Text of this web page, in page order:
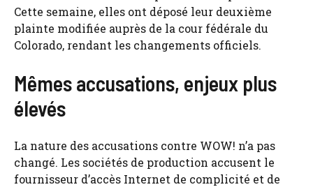
Cette semaine, elles ont déposé leur deuxième
plainte modifiée auprès de la cour fédérale du
Colorado, rendant les changements officiels.
Mêmes accusations, enjeux plus
élevés
La nature des accusations contre WOW! n’a pas
changé. Les sociétés de production accusent le
fournisseur d’accès Internet de complicité et de